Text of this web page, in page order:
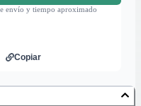
envío y tiempo aproximado
Copiar